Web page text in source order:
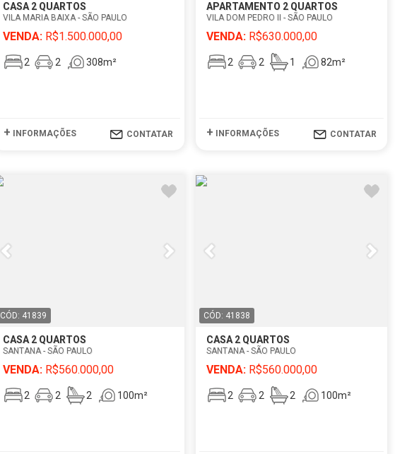
CASA 2 QUARTOS
VILA MARIA BAIXA - SÃO PAULO
VENDA: R$1.500.000,00
2 2 308m²
+ INFORMAÇÕES CONTATAR
APARTAMENTO 2 QUARTOS
VILA DOM PEDRO II - SÃO PAULO
VENDA:R$630.000,00
2 2 1 82m²
+ INFORMAÇÕES CONTATAR
CÓD: 41839
CASA 2 QUARTOS
SANTANA - SÃO PAULO
VENDA: R$560.000,00
2 2 2 100m²
CÓD: 41838
CASA 2 QUARTOS
SANTANA - SÃO PAULO
VENDA:R$560.000,00
2 2 2 100m²